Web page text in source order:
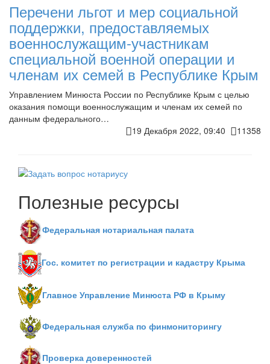
Перечени льгот и мер социальной
поддержки, предоставляемых
военнослужащим-участникам
специальной военной операции и
членам их семей в Республике Крым
Управлением Минюста России по Республике Крым с целью
оказания помощи военнослужащим и членам их семей по
данным федерального…
19 Декабря 2022, 09:40
11358
Полезные ресурсы
Федеральная нотариальная палата
Гос. комитет по регистрации и кадастру Крыма
Главное Управление Минюста РФ в Крыму
Федеральная служба по финмониторингу
Проверка доверенностей